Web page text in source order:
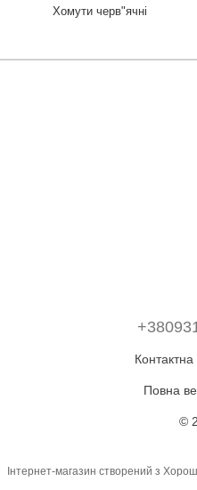
Хомути черв"ячні
Повна
©
Інтернет-магазин створений з